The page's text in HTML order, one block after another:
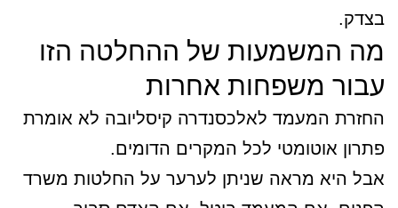
בצדק.
מה המשמעות של ההחלטה הזו
עבור משפחות אחרות
החזרת המעמד לאלכסנדרה קיסליובה לא אומרת
פתרון אוטומטי לכל המקרים הדומים.
אבל היא מראה שניתן לערער על החלטות משרד